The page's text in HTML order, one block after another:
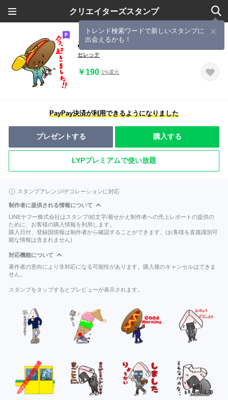
クリエイターズスタンプ
トレンド検索ワードで新しいスタンプに
出会えるかも！
あいさつランチ
セレッテ
￥190 1%還元
PayPay決済が利用できるようになりました
プレゼントする 購入する
LYPプレミアムで使い放題
スタンプアレンジ/デコレーションに対応
制作者に提供される情報について
LINEヤフー株式会社はスタンプ/絵文字/着せかえ制作者への売上レポートの提供の
ために、お客様の購入情報を利用します。
購入日付、登録国情報は制作者から確認することができます。(お客様を直接識別可
能な情報は含まれません)
対応機能について
著作者の意向により非対応になる可能性があります。購入後のキャンセルはできま
せん。
スタンプをタップするとプレビューが表示されます。